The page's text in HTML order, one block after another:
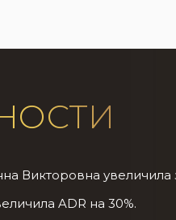
Викторовна увеличила
ADR на 30%.